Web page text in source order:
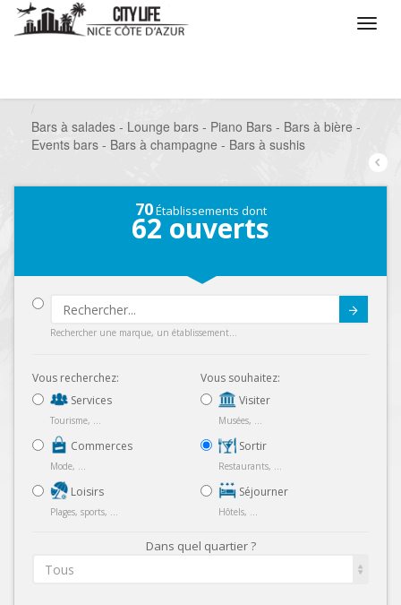
Bars à salades - Lounge bars - Piano Bars - Bars à bière -
Events bars - Bars à champagne - Bars à sushis
70Établissements dont
62 ouverts
Rechercher une marque, un établissement...
Vous recherchez:
Services
Tourisme, ...
Commerces
Mode, ...
Loisirs
Plages, sports, ...
Vous souhaitez:
Visiter
Musées, ...
Sortir
Restaurants, ...
Séjourner
Hôtels, ...
Dans quel quartier ?
Tous